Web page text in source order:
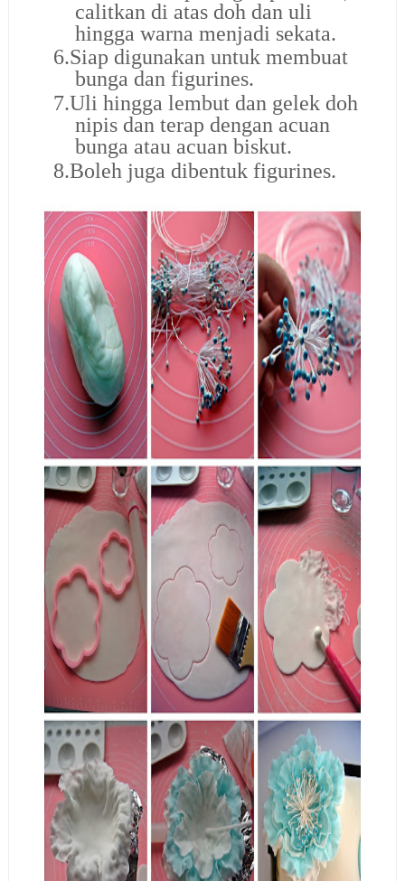
calitkan di atas doh dan uli
hingga warna menjadi sekata.
6.Siap digunakan untuk membuat
bunga dan figurines.
7.Uli hingga lembut dan gelek doh
nipis dan terap dengan acuan
bunga atau acuan biskut.
8.Boleh juga dibentuk figurines.